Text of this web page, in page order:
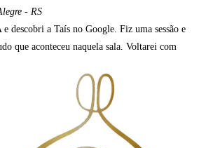
- RS
descobri a Taís no Google. Fiz uma sessão e
que aconteceu naquela sala. Voltarei com